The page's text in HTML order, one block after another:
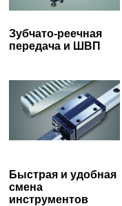
Зубчато-реечная
передача и ШВП
Быстрая и удобная
смена
инструментов